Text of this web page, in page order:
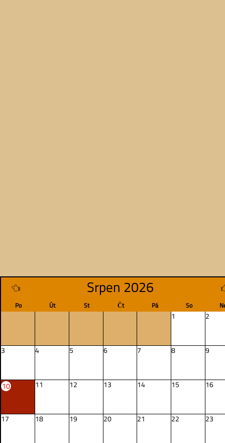
Srpen 2026
Po Út St Čt Pá So
1 2
3 4 5 6 7 8 9
10 11 12 13 14 15 16
17 18 19 20 21 22 23